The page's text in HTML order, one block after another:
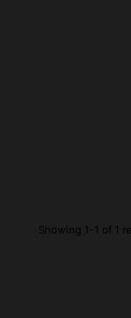
Showing 1-1 of 1